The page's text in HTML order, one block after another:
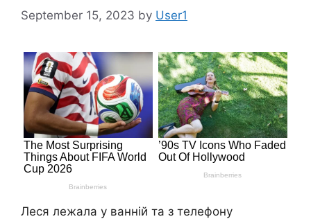
September 15, 2023 by User1
Леся лежала у ванній та з телефону